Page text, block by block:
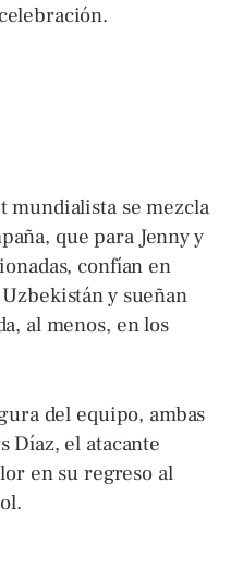
mundialista se mezcla
que para Jenny y
confían en
y sueñan
al menos, en los
del equipo, ambas
Díaz, el atacante
en su regreso al